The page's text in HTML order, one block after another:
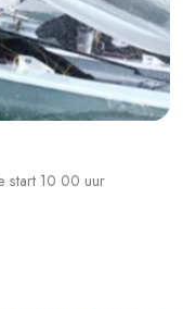
start 10 00 uur